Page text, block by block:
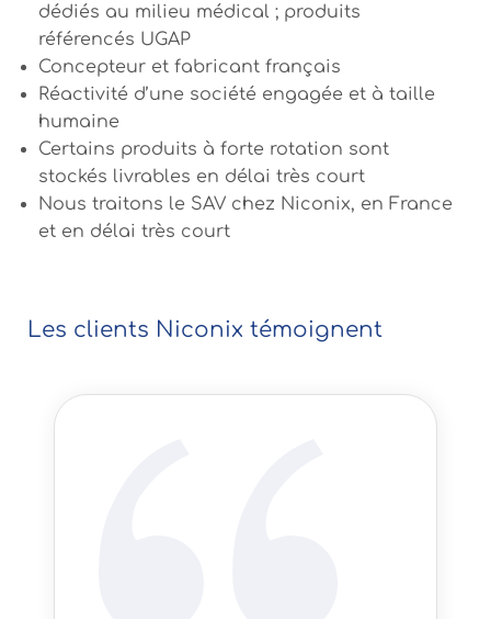
dédiés au milieu médical ; produits
référencés UGAP
Concepteur et fabricant français
Réactivité d’une société engagée et à taille
humaine
Certains produits à forte rotation sont
stockés livrables en délai très court
Nous traitons le SAV chez Niconix, en France
et en délai très court
Les clients Niconix témoignent